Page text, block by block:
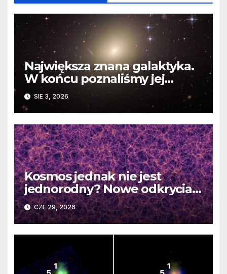
Największa znana galaktyka.
W końcu poznaliśmy jej
faktyczne wymiary
SIE 3, 2026
Kosmos jednak nie jest
jednorodny? Nowe odkrycia
DESI burzą fundamentalne
zasady kosmologii
CZE 29, 2026